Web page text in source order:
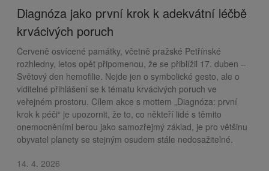
Diagnóza jako první krok k adekvátní léčbě
krvácivých poruch
Červeně osvícené památky, včetně pražské Petřínské
rozhledny, letos opět připomenou, že se přiblížil 17. duben –
Světový den hemofilie. Nejde jen o symbolické gesto, ale o
viditelné přihlášení se k tématu krvácivých poruch ve
veřejném prostoru. Cílem akce s mottem „Diagnóza: první
krok k péči“ je upozornit, že to, co někteří lidé s těmito
onemocněními berou jako samozřejmý základ, je pro většinu
obyvatel planety se stejným osudem stále nedosažitelné.
14. 4. 2026